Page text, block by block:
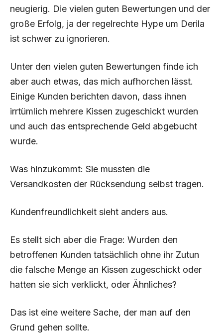
neugierig. Die vielen guten Bewertungen und der
große Erfolg, ja der regelrechte Hype um Derila
ist schwer zu ignorieren.
Unter den vielen guten Bewertungen finde ich
aber auch etwas, das mich aufhorchen lässt.
Einige Kunden berichten davon, dass ihnen
irrtümlich mehrere Kissen zugeschickt wurden
und auch das entsprechende Geld abgebucht
wurde.
Was hinzukommt: Sie mussten die
Versandkosten der Rücksendung selbst tragen.
Kundenfreundlichkeit sieht anders aus.
Es stellt sich aber die Frage: Wurden den
betroffenen Kunden tatsächlich ohne ihr Zutun
die falsche Menge an Kissen zugeschickt oder
hatten sie sich verklickt, oder Ähnliches?
Das ist eine weitere Sache, der man auf den
Grund gehen sollte.